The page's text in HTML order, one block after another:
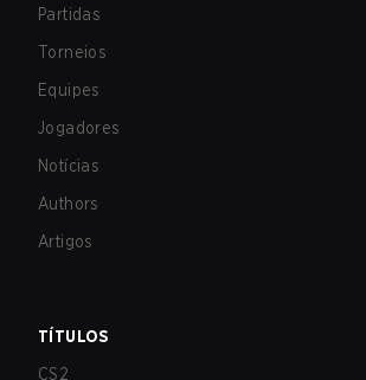
Partidas
Torneios
Equipes
Jogadores
Notícias
Authors
Artigos
TÍTULOS
CS2